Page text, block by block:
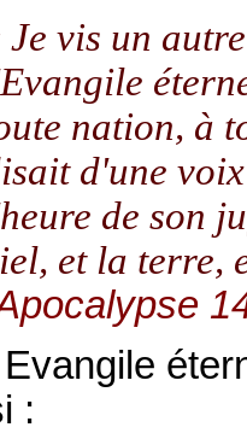
Je vis un
nation, à
d'une
de son
et la terre,
: